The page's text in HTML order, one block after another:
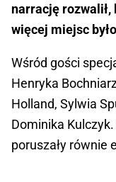
narrację
więcej miejsc
Wśród gości
Henryka
Holland, Sylwia
Dominika
poruszały równie